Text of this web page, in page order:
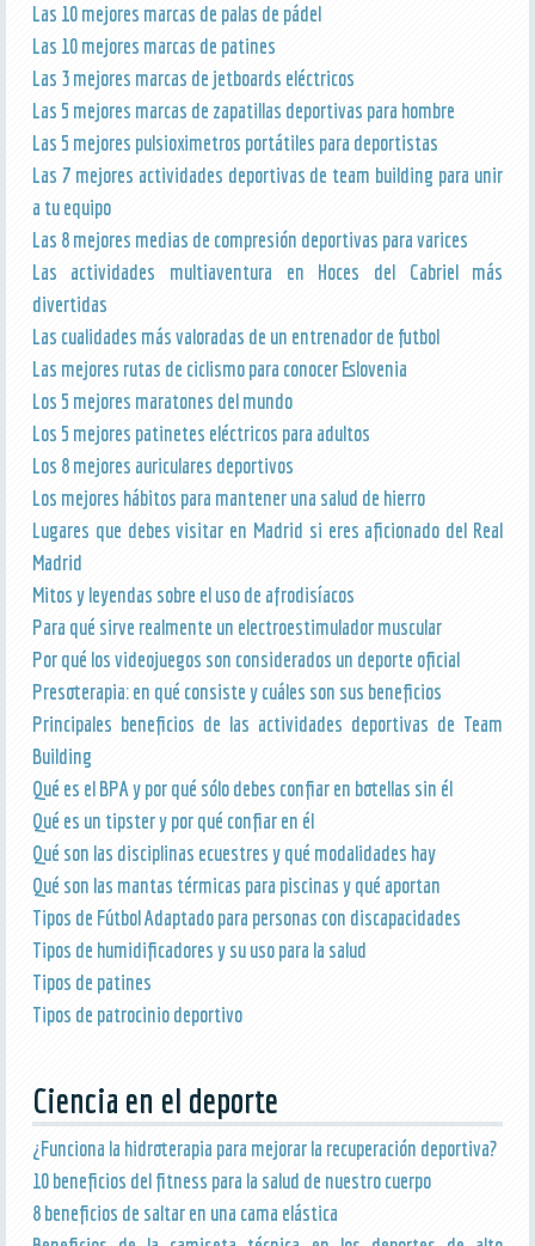
Las 10 mejores marcas de palas de pádel
Las 10 mejores marcas de patines
Las 3 mejores marcas de jetboards eléctricos
Las 5 mejores marcas de zapatillas deportivas para hombre
Las 5 mejores pulsioximetros portátiles para deportistas
Las 7 mejores actividades deportivas de team building para unir
a tu equipo
Las 8 mejores medias de compresión deportivas para varices
Las actividades multiaventura en Hoces del Cabriel más
divertidas
Las cualidades más valoradas de un entrenador de futbol
Las mejores rutas de ciclismo para conocer Eslovenia
Los 5 mejores maratones del mundo
Los 5 mejores patinetes eléctricos para adultos
Los 8 mejores auriculares deportivos
Los mejores hábitos para mantener una salud de hierro
Lugares que debes visitar en Madrid si eres aficionado del Real
Madrid
Mitos y leyendas sobre el uso de afrodisíacos
Para qué sirve realmente un electroestimulador muscular
Por qué los videojuegos son considerados un deporte oficial
Presoterapia: en qué consiste y cuáles son sus beneficios
Principales beneficios de las actividades deportivas de Team
Building
Qué es el BPA y por qué sólo debes confiar en botellas sin él
Qué es un tipster y por qué confiar en él
Qué son las disciplinas ecuestres y qué modalidades hay
Qué son las mantas térmicas para piscinas y qué aportan
Tipos de Fútbol Adaptado para personas con discapacidades
Tipos de humidificadores y su uso para la salud
Tipos de patines
Tipos de patrocinio deportivo
Ciencia en el deporte
¿Funciona la hidroterapia para mejorar la recuperación deportiva?
10 beneficios del fitness para la salud de nuestro cuerpo
8 beneficios de saltar en una cama elástica